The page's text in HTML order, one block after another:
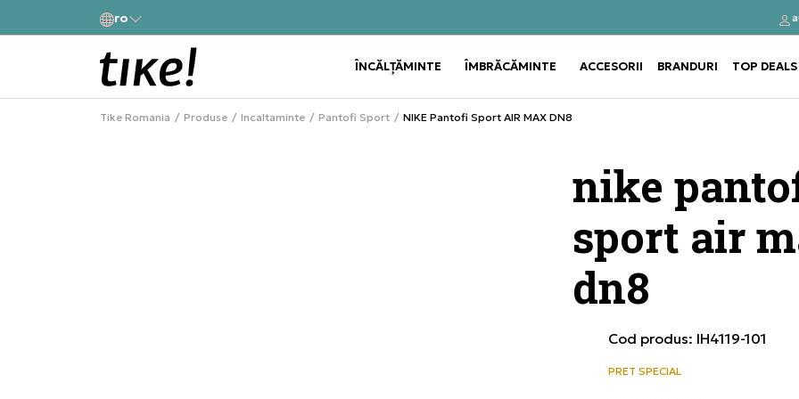
ro
ÎNCĂLȚĂMINTE Use shift+Enter to open or close
ÎMBRĂCĂMINTE Use shift+Enter to open or close
ACCESORII BRANDURI TOP DEALS
Tike Romania Produse Incaltaminte Pantofi Sport NIKE Pantofi Sport AIR MAX DN8
nike
sport air
dn8
Cod produs: IH4119-101
PRET SPECIAL